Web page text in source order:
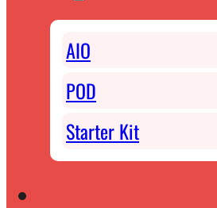
AIO
POD
Starter Kit